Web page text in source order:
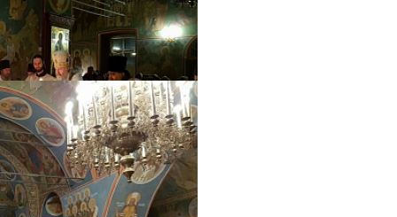
Распечатать
Фото